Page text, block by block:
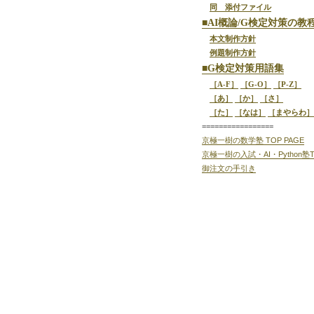
同 添付ファイル
■AI概論/G検定対策の教
本文制作方針
例題制作方針
■G検定対策用語集
［A-F］ ［G-O］
［P-Z］
［あ］
［か］
［さ］
［た］
［なは］
［まやらわ］
=================
京極一樹の数学塾 TOP PAGE
京極一樹の入試・AI・Python塾
御注文の手引き